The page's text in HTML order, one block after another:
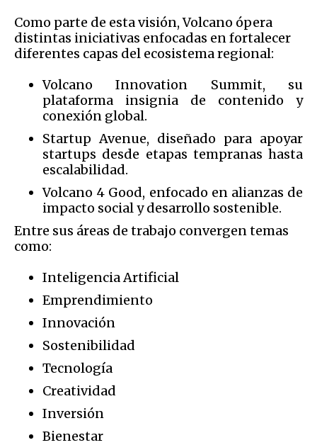
Como parte de esta visión, Volcano ópera
distintas iniciativas enfocadas en fortalecer
diferentes capas del ecosistema regional:
Volcano Innovation Summit, su
plataforma insignia de contenido y
conexión global.
Startup Avenue, diseñado para apoyar
startups desde etapas tempranas hasta
escalabilidad.
Volcano 4 Good, enfocado en alianzas de
impacto social y desarrollo sostenible.
Entre sus áreas de trabajo convergen temas
como:
Inteligencia Artificial
Emprendimiento
Innovación
Sostenibilidad
Tecnología
Creatividad
Inversión
Bienestar